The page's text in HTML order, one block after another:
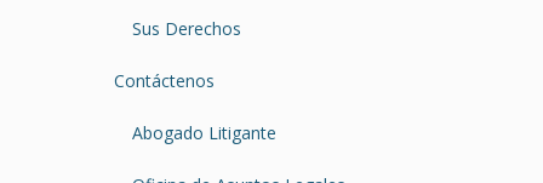
Sus Derechos
Contáctenos
Abogado Litigante